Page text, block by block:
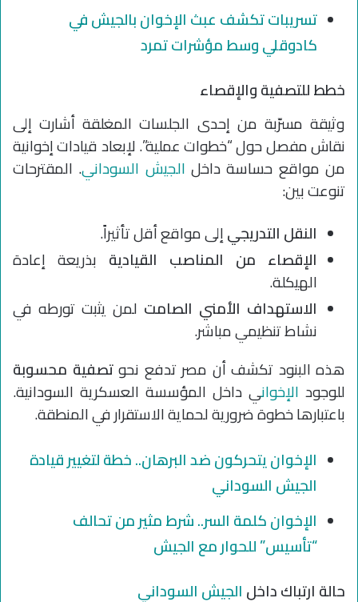
تسريبات تكشف عبث الإخوان بالجيش في
كادوقلي وسط مؤشرات تمرد
خطط للتصفية والإقصاء
وثيقة مسرّبة من إحدى الجلسات المغلقة أشارت إلى
نقاش مفصل حول “خطوات عملية”. لإبعاد قيادات إخوانية
من مواقع حساسة داخل الجيش السوداني. المقترحات
تنوعت بين:
النقل التدريجيإلى مواقع أقل تأثيراً.
الإقصاء من المناصب القيادية بذريعة إعادة
الهيكلة.
الاستهداف الأمني الصامت لمن يثبت تورطه في
نشاط تنظيمي مباشر.
هذه البنود تكشف أن مصر تدفع نحوتصفية محسوبة
للوجود الإخواني داخل المؤسسة العسكرية السودانية.
باعتبارها خطوة ضرورية لحماية الاستقرار في المنطقة.
الإخوان يتحركون ضد البرهان.. خطة لتغيير قيادة
الجيش السوداني
الإخوان كلمة السر.. شرط مثير من تحالف
“تأسيس” للحوار مع الجيش
حالة ارتباك داخل الجيش السوداني